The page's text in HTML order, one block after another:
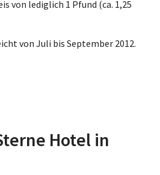
von lediglich 1 Pfund (ca. 1,25
von Juli bis September 2012.
Hotel in